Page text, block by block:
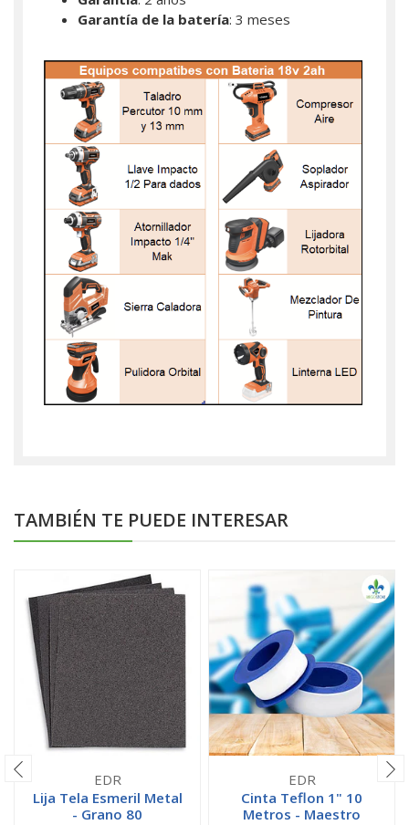
Garantía de la batería: 3 meses
TAMBIÉN TE PUEDE INTERESAR
EDR
Lija Tela Esmeril Metal
- Grano 80
EDR
Cinta Teflon 1" 10
Metros - Maestro